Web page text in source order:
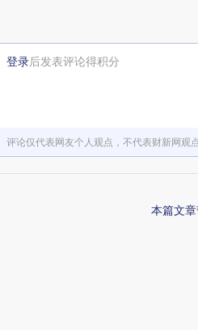
登录后发表评论得积分
评论仅代表网友个人观点，不代表财新网观
本篇文